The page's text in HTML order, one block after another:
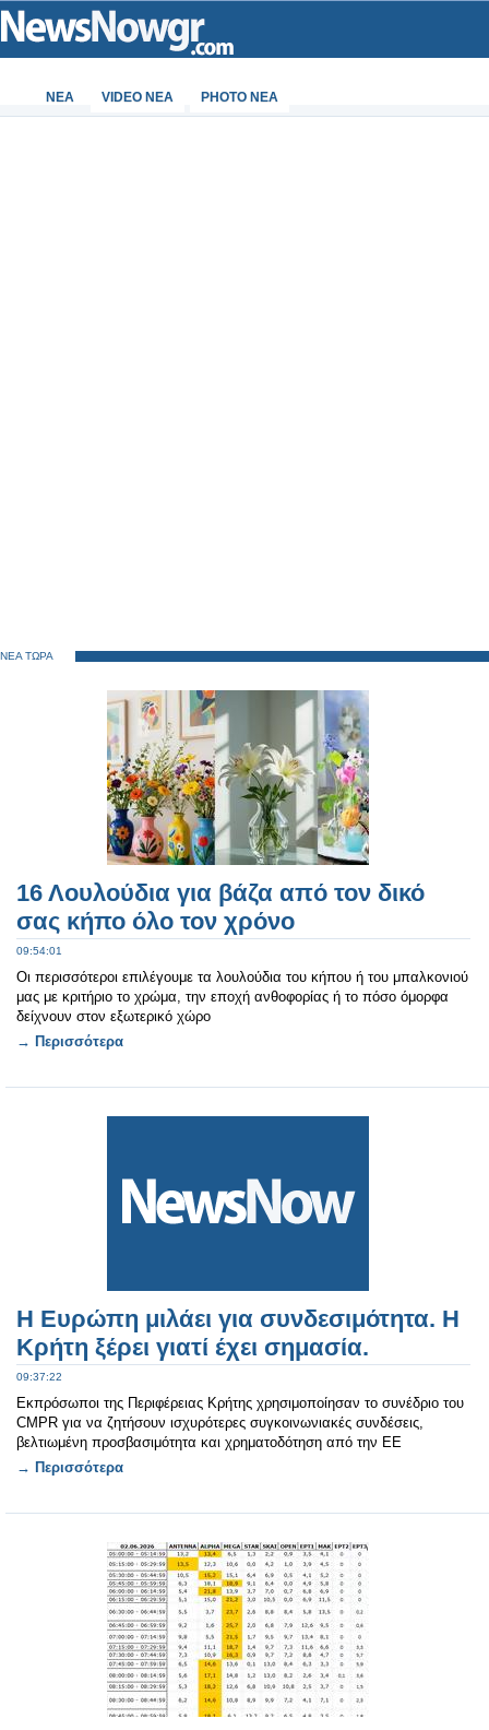
ΝΕΑ VIDEO NEA PHOTO NEA
ΝΕΑ ΤΩΡΑ
16 Λουλούδια για βάζα από τον δικό
σας κήπο όλο τον χρόνο
09:54:01
Οι περισσότεροι επιλέγουμε τα λουλούδια του κήπου ή του μπαλκονιού
μας με κριτήριο το χρώμα, την εποχή ανθοφορίας ή το πόσο όμορφα
δείχνουν στον εξωτερικό χώρο
→ Περισσότερα
Η Ευρώπη μιλάει για συνδεσιμότητα. Η
Κρήτη ξέρει γιατί έχει σημασία.
09:37:22
Εκπρόσωποι της Περιφέρειας Κρήτης χρησιμοποίησαν το συνέδριο του
CMPR για να ζητήσουν ισχυρότερες συγκοινωνιακές συνδέσεις,
βελτιωμένη προσβασιμότητα και χρηματοδότηση από την ΕΕ
→ Περισσότερα